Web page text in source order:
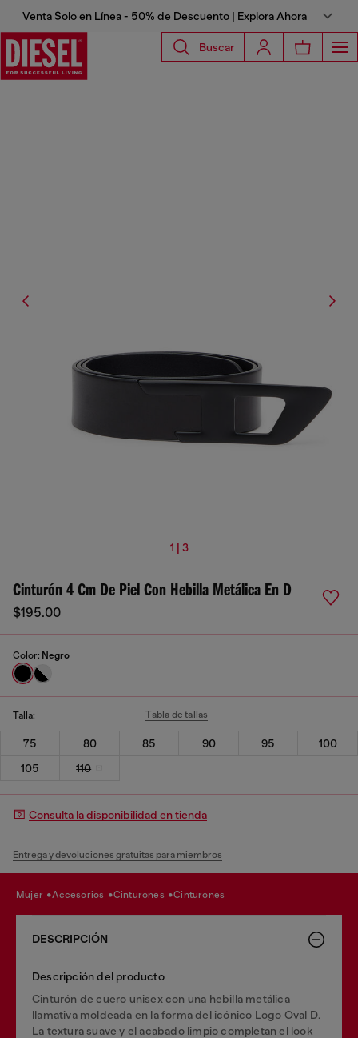
Venta Solo en Línea - 50% de Descuento | Explora Ahora
Buscar
1 | 3
Cinturón 4 Cm De Piel Con Hebilla Metálica En D
$195.00
Color: Negro
Talla: Tabla de tallas
75 80 85 90 95
100
105
110
Consulta la disponibilidad en tienda
Entrega y devoluciones gratuitas para miembros
mujer accesorios cinturones cinturones
DESCRIPCIÓN
Descripción del producto
Cinturón de cuero unisex con una hebilla metálica
llamativa moldeada en la forma del icónico Logo Oval D.
La textura suave y el acabado limpio completan el look